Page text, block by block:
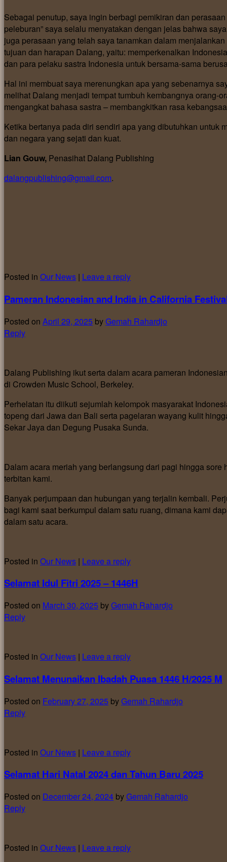
Sebagai penutup, saya ingin berbagi pemikiran dan
peleburan” saya selalu menyatakan dengan jelas bahwa
juga perasaan yang telah saya tanamkan dalam
tujuan dan harapan Dalang, yaitu: memperkenalkan
dan para pelaku sastra Indonesia untuk bersama-sama
Hal ini membuat saya merenungkan apa yang sebenarnya
melihat Dalang menjadi tempat tumbuh kembangnya orang-
mengangkat bahasa sastra – membangkitkan rasa
Ketika bertanya pada diri sendiri apa yang dibutuhkan untuk
dan negara yang sejati dan kuat.
Lian Gouw, Penasihat Dalang Publishing
dalangpublishing@gmail.com.
Posted in Our News | Leave a reply
Pameran Indonesian and India in California
Posted on April 29, 2025 byGemah Rahardjo
Reply
Dalang Publishing ikut serta dalam acara pameran
di Crowden Music School, Berkeley.
Perhelatan itu diikuti sejumlah kelompok masyarakat
topeng dari Jawa dan Bali serta pagelaran wayang kulit
Sekar Jaya dan Degung Pusaka Sunda.
Dalam acara meriah yang berlangsung dari pagi hingga
terbitan kami.
Banyak perjumpaan dan hubungan yang terjalin kembali.
bagi kami saat berkumpul dalam satu ruang, dimana kami
dalam satu acara.
Posted in Our News | Leave a reply
Selamat Idul Fitri 2025 – 1446H
Posted on March 30, 2025 byGemah Rahardjo
Reply
Posted in Our News | Leave a reply
Selamat Menunaikan Ibadah Puasa 1446 H/2025 M
Posted on February 27, 2025 byGemah Rahardjo
Reply
Posted in Our News | Leave a reply
Selamat Hari Natal 2024 dan Tahun Baru 2025
Posted on December 24, 2024 byGemah Rahardjo
Reply
Posted in Our News | Leave a reply